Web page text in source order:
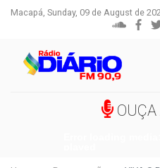
Macapá, Sunday, 09 de August de
OUÇA